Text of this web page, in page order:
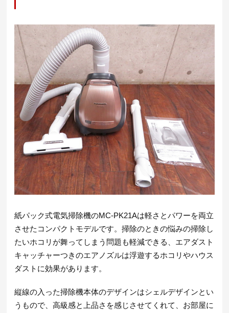
紙パック式電気掃除機のMC-PK21Aは軽さとパワーを両立
させたコンパクトモデルです。掃除のときの悩みの掃除し
たいホコリが舞ってしまう問題も軽減できる、エアダスト
キャッチャーつきのエアノズルは浮遊するホコリやハウス
ダストに効果があります。
縦線の入った掃除機本体のデザインはシェルデザインとい
うもので、高級感と上品さを感じさせてくれて、お部屋に